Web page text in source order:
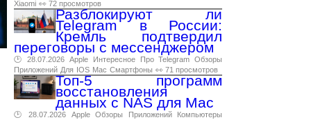
Xiaomi 👀 72 просмотров
Разблокируют ли
Telegram в России:
Кремль подтвердил
переговоры с мессенджером
🕑 28.07.2026 Apple Интересное Про Telegram Обзоры
Приложений Для IOS Mac Смартфоны 👀 71 просмотров
Топ-5 программ
восстановления
данных с NAS для Mac
🕑 28.07.2026 Apple Обзоры Приложений
Компьютеры